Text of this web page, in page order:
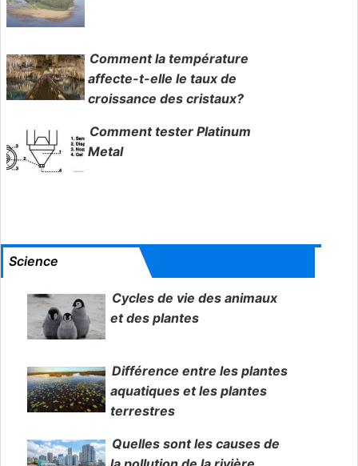
Comment la température
affecte-t-elle le taux de
croissance des cristaux?
Comment tester Platinum
Metal
Science
Cycles de vie des animaux
et des plantes
Différence entre les plantes
aquatiques et les plantes
terrestres
Quelles sont les causes de